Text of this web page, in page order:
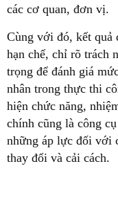
các cơ quan, đơn vị.
Cùng với đó, kết quả
hạn chế, chỉ rõ trách
trọng để đánh giá
nhân trong thực thi
hiện chức năng,
chính cũng là công
những áp lực đối với
thay đổi và cải cách.